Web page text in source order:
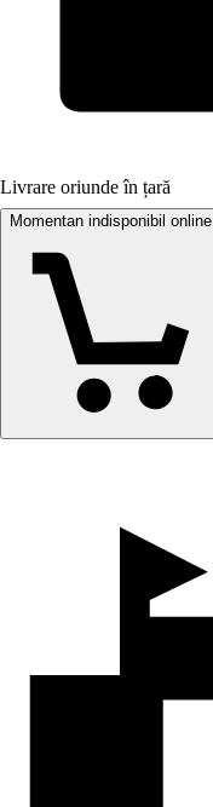
Livrare oriunde în țară
Momentan indisponibil online